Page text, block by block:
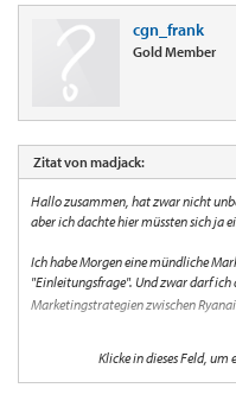
cgn_frank
Gold Member
Zitat von madjack:
Hallo zusammen, hat zwar nicht
aber ich dachte hier müssten sich ja
Ich habe Morgen eine mündliche
"Einleitungsfrage". Und zwar darf
Marketingstrategien zwischen
vielleicht sind ja welche von euch so
nennnen
Klicke in dieses Feld, um